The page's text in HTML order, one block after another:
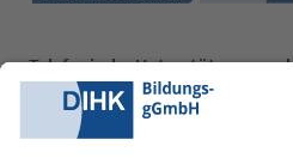
Telefonische Unterstützung
0228 6205 205